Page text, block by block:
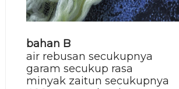
bahan B
air rebusan secukupnya
garam secukup rasa
minyak zaitun secukupnya